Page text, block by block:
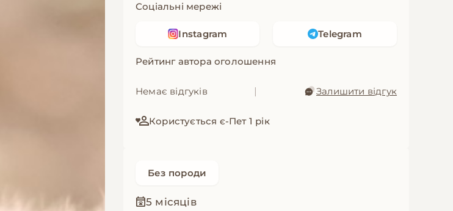
Соціальні мережі
Instagram Telegram
Рейтинг автора оголошення
Немає відгуків | Залишити відгук
Користується є-Пет 1 рік
Без породи
5 місяців